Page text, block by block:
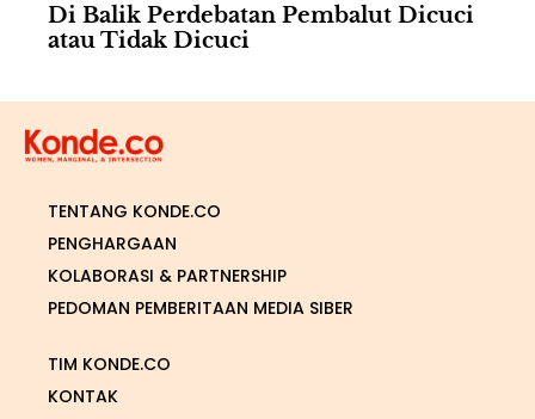
Di Balik Perdebatan Pembalut Dicuci
atau Tidak Dicuci
TENTANG KONDE.CO
PENGHARGAAN
KOLABORASI & PARTNERSHIP
PEDOMAN PEMBERITAAN MEDIA SIBER
TIM KONDE.CO
KONTAK